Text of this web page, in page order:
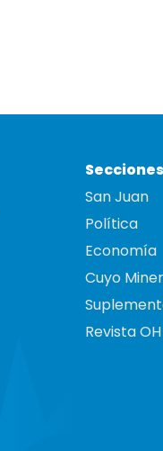
Secciones
San Juan
Política
Economía
Cuyo
Revista OH